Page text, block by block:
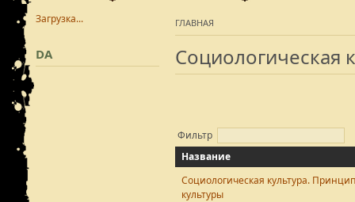
ГЛАВНАЯ
Социологическая
Фильтр
Название
Социологическая культура.
культуры
Загрузка...
DA